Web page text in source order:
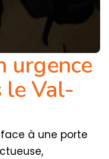
urgence
le Val-
à une porte